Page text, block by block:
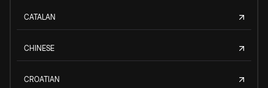
CATALAN
CHINESE
CROATIAN